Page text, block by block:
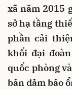
xã năm 2015
sở hạ tầng
phần cải
khối đại
quốc phòng
bản đảm bảo